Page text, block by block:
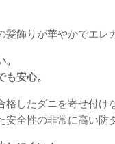
髪飾りが華やかでエレ
安心。
格したダニを寄せ付け
全性の非常に高い防